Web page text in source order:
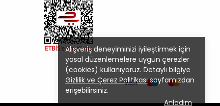
Alışveriş deneyiminizi iyileştirmek için
yasal düzenlemelere uygun çerezler
(cookies) kullanıyoruz. Detaylı bilgiye
Gizlilik ve Çerez Politikasısayfamızdan
erişebilirsiniz.
Anladım